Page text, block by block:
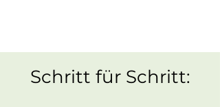
Schritt für Schritt: